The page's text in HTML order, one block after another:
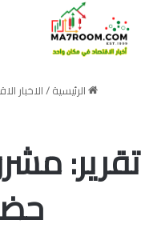
الرئيسية/الاخبار
تقرير: